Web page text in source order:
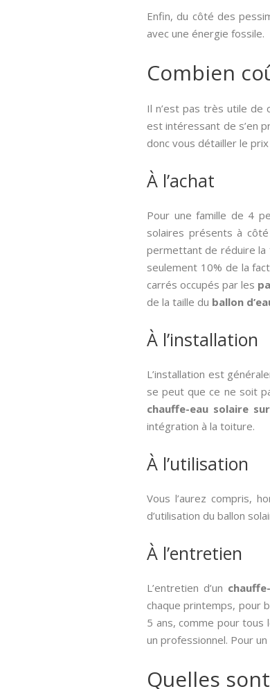
Enfin, du côté des
avec une énergie fossile.
Combien
Il n’est pas très utile de
est intéressant de s’en
donc vous détailler le
À l’achat
Pour une famille de 4
solaires présents à
permettant de réduire la
seulement 10% de la
carrés occupés par les
de la taille du ballon
À l’installation
L’installation est
se peut que ce ne soit
chauffe-eau solaire
intégration à la toiture.
À l’utilisation
Vous l’aurez compris,
d’utilisation du ballon
À l’entretien
L’entretien d’un
chaque printemps, pour
5 ans, comme pour tous
un professionnel. Pour
Quelles